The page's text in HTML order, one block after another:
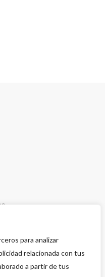
para analizar
relacionada con tus
a partir de tus